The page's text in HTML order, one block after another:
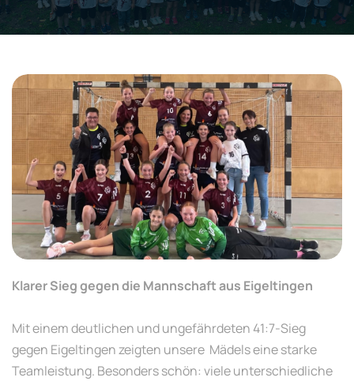
Klarer Sieg gegen die Mannschaft aus Eigeltingen
Mit einem deutlichen und ungefährdeten 41:7-Sieg
gegen Eigeltingen zeigten unsere Mädels eine starke
Teamleistung. Besonders schön: viele unterschiedliche